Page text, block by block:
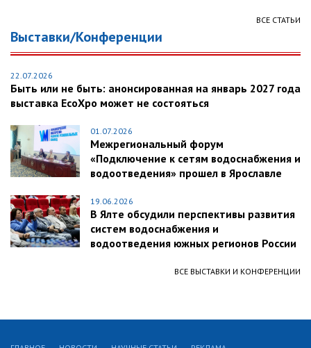
ВСЕ СТАТЬИ
Выставки/Конференции
22.07.2026
Быть или не быть: анонсированная на январь 2027 года
выставка EcoXpo может не состояться
01.07.2026
Межрегиональный форум
«Подключение к сетям водоснабжения и
водоотведения» прошел в Ярославле
19.06.2026
В Ялте обсудили перспективы развития
систем водоснабжения и
водоотведения южных регионов России
ВСЕ ВЫСТАВКИ И КОНФЕРЕНЦИИ